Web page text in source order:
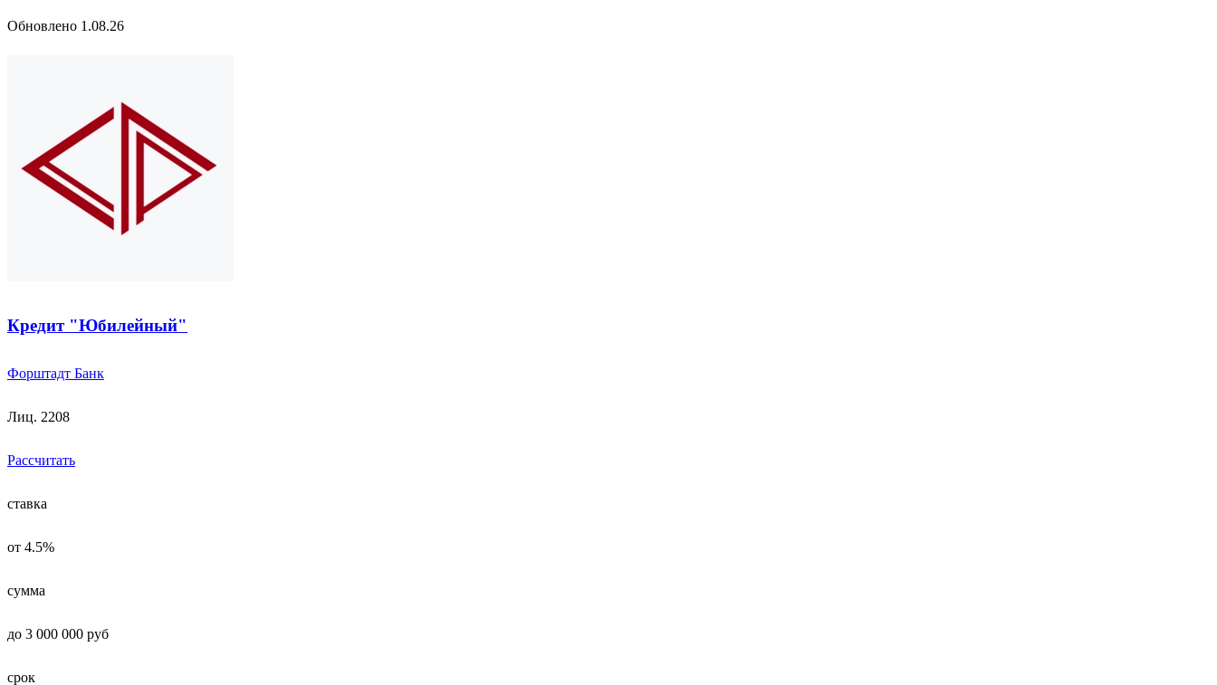
Обновлено 1.08.26
Кредит "Юбилейный"
Форштадт Банк
Лиц. 2208
Рассчитать
ставка
от 4.5%
сумма
до 3 000 000 руб
срок